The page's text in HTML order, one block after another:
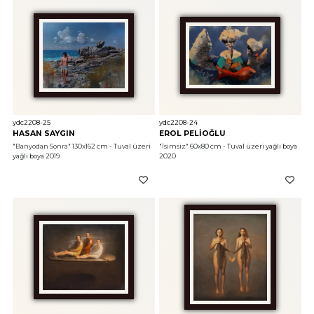
ydc2208-25
HASAN SAYGIN
"Banyodan Sonra" 130x162 cm - Tuval üzeri
yağlı boya 2019
ydc2208-24
EROL PELİOĞLU
"İsimsiz" 60x80 cm - Tuval üzeri yağlı boya
2020